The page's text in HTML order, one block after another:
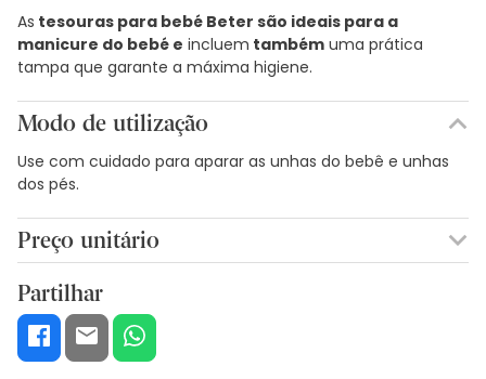
As tesouras para bebé Beter são ideais para a
manicure do bebé e incluem também uma prática
tampa que garante a máxima higiene.
Modo de utilização
Use com cuidado para aparar as unhas do bebê e unhas
dos pés.
Preço unitário
Partilhar